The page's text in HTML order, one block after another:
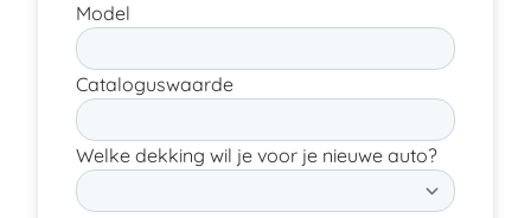
Model
Cataloguswaarde
Welke dekking wil je voor je nieuwe auto?